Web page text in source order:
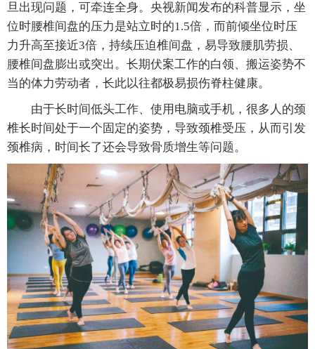
旦出现问题，可牵连全身。央视新闻发布的科普显示，坐
位时腰椎间盘的压力是站立时的1.5倍，而前倾坐位时压
力升高至接近3倍，持续压迫椎间盘，易导致腰肌劳损、
腰椎间盘膨出或突出。长期伏案工作的白领、搬运姿势不
当的体力劳动者，长此以往都极易损伤脊柱健康。
由于长时间低头工作、使用电脑或手机，很多人的颈
椎长时间处于一个固定的姿势，导致颈椎受压，从而引发
颈椎病，时间长了还会导致骨质增生等问题。